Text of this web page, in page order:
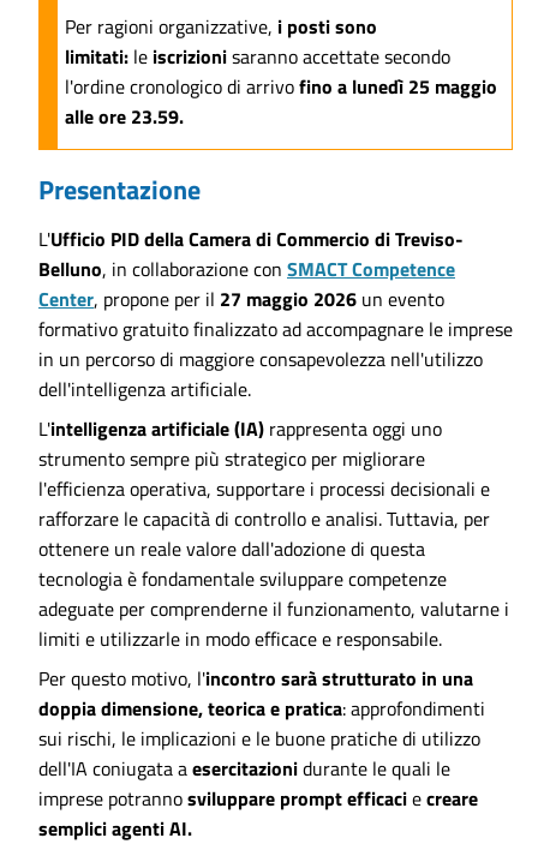
Per ragioni organizzative, i posti sono
limitati: le iscrizionisaranno accettate secondo
l'ordine cronologico di arrivofino a lunedì 25 maggio
alle ore 23.59.
Presentazione
L'Ufficio PID della Camera di Commercio di Treviso-
Belluno, in collaborazione con SMACT Competence
Center, propone per il 27 maggio 2026 un evento
formativo gratuito finalizzato ad accompagnare le imprese
in un percorso di maggiore consapevolezza nell'utilizzo
dell'intelligenza artificiale.
L'intelligenza artificiale (IA) rappresenta oggi uno
strumento sempre più strategico per migliorare
l'efficienza operativa, supportare i processi decisionali e
rafforzare le capacità di controllo e analisi. Tuttavia, per
ottenere un reale valore dall'adozione di questa
tecnologia è fondamentale sviluppare competenze
adeguate per comprenderne il funzionamento, valutarne i
limiti e utilizzarle in modo efficace e responsabile.
Per questo motivo, l'incontro sarà strutturato in una
doppia dimensione, teorica e pratica: approfondimenti
sui rischi, le implicazioni e le buone pratiche di utilizzo
dell'IA coniugata aesercitazionidurante le quali le
imprese potrannosviluppare prompt efficaciecreare
semplici agenti AI.